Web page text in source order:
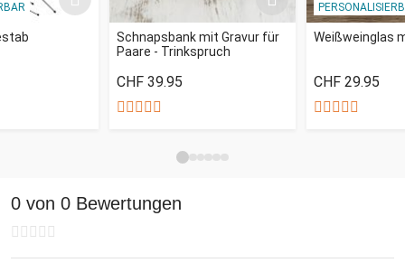
Dein Bad schön aufschäumt.
Genieße diese herrliche Wellnesserfahrung entweder allein
oder als romantisches Erlebnis mit Deinem Partner. Ein
wunderbares Geschenk besonders für Frauen egal ob zum
Schnapsbank mit Gravur für
Paare - Trinkspruch
CHF 39.95
Weißweinglas
CHF 29.95
0 von 0 Bewertungen